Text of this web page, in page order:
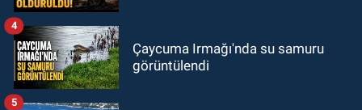
Çaycuma Irmağı'nda su samuru
görüntülendi
4
5